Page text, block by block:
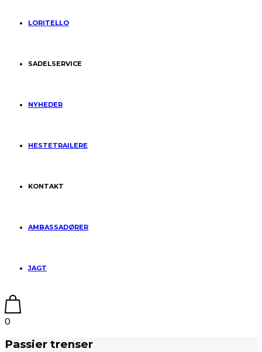
LORITELLO
SADELSERVICE
NYHEDER
HESTETRAILERE
KONTAKT
AMBASSADØRER
JAGT
0
Passier trenser